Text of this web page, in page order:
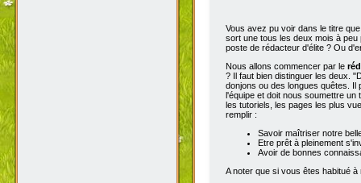
Vous avez pu voir dans le titre
sort une tous les deux mois à
poste de rédacteur d'élite ? Ou
Nous allons commencer par le
? Il faut bien distinguer les deux.
donjons ou des longues quêtes. Il
l'équipe et doit nous soumettre un
les tutoriels, les pages les plus
remplir :
Savoir maîtriser notre
Etre prêt à pleinement
Avoir de bonnes
A noter que si vous êtes habitué